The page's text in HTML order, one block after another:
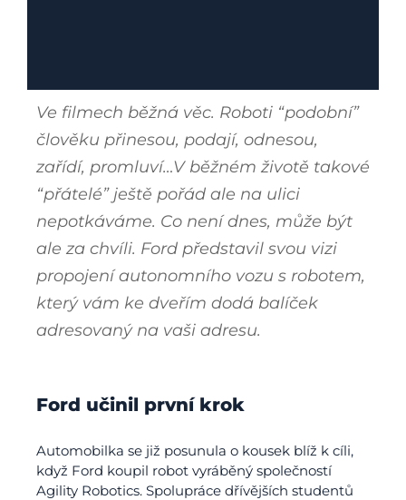
Ve filmech běžná věc. Roboti “podobní”
člověku přinesou, podají, odnesou,
zařídí, promluví…V běžném životě takové
“přátelé” ještě pořád ale na ulici
nepotkáváme. Co není dnes, může být
ale za chvíli. Ford představil svou vizi
propojení autonomního vozu s robotem,
který vám ke dveřím dodá balíček
adresovaný na vaši adresu.
Ford učinil první krok
Automobilka se již posunula o kousek blíž k cíli,
když Ford koupil robot vyráběný společností
Agility Robotics. Spolupráce dřívějších studentů